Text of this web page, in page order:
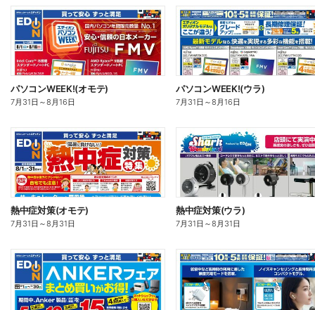
パソコンWEEK!(オモテ)
7月31日 ～8月16日
パソコンWEEK!(ウラ)
7月31日 ～8月16日
熱中症対策(オモテ)
7月31日 ～8月31日
熱中症対策(ウラ)
7月31日 ～8月31日